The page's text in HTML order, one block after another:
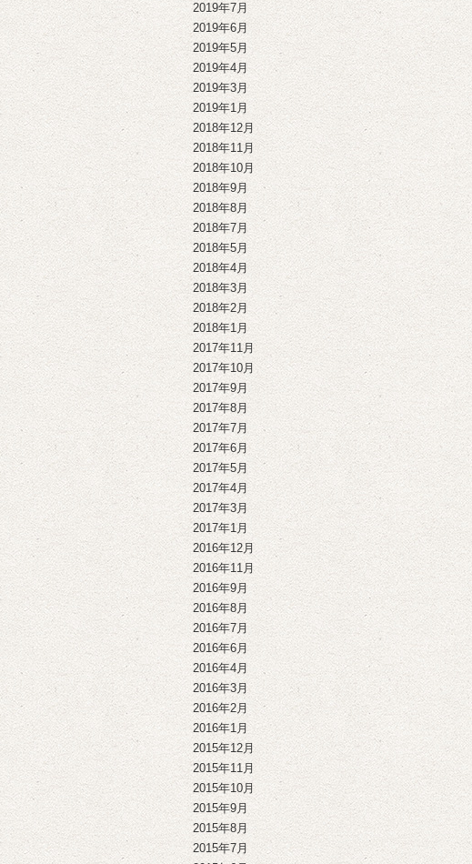
2019年7月
2019年6月
2019年5月
2019年4月
2019年3月
2019年1月
2018年12月
2018年11月
2018年10月
2018年9月
2018年8月
2018年7月
2018年5月
2018年4月
2018年3月
2018年2月
2018年1月
2017年11月
2017年10月
2017年9月
2017年8月
2017年7月
2017年6月
2017年5月
2017年4月
2017年3月
2017年1月
2016年12月
2016年11月
2016年9月
2016年8月
2016年7月
2016年6月
2016年4月
2016年3月
2016年2月
2016年1月
2015年12月
2015年11月
2015年10月
2015年9月
2015年8月
2015年7月